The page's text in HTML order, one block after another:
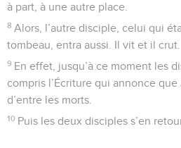
à part, à une autre place.
8 Alors, l’autre disciple, celui qui
tombeau, entra aussi. Il vit et il crut.
9 En effet, jusqu’à ce moment les
compris l’Écriture qui annonce
d’entre les morts.
10 Puis les deux disciples s’en